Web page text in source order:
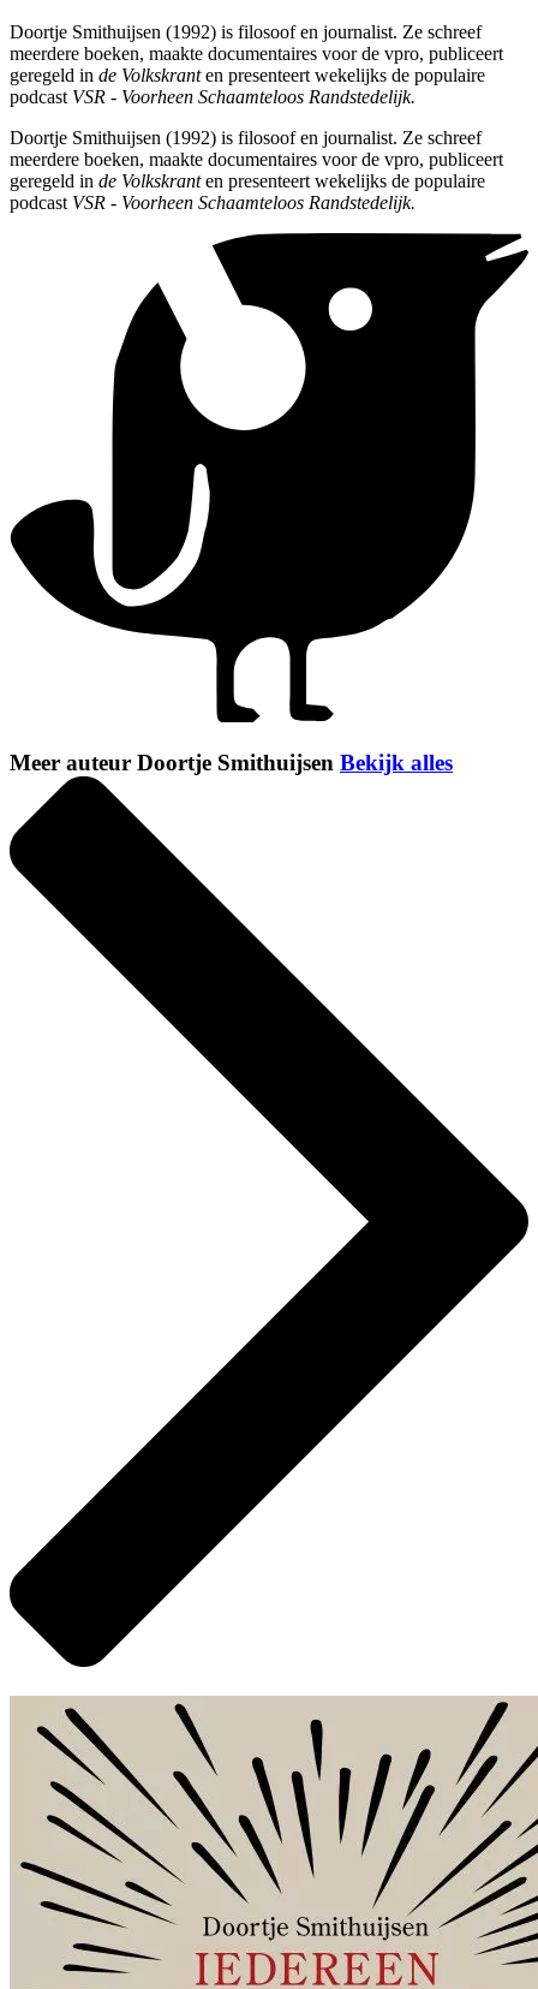
Doortje Smithuijsen (1992) is filosoof en journalist. Ze schreef
meerdere boeken, maakte documentaires voor de vpro, publiceert
geregeld in de Volkskranten presenteert wekelijks de populaire
podcast VSR - Voorheen Schaamteloos Randstedelijk.
Doortje Smithuijsen (1992) is filosoof en journalist. Ze schreef
meerdere boeken, maakte documentaires voor de vpro, publiceert
geregeld in de Volkskranten presenteert wekelijks de populaire
podcast VSR - Voorheen Schaamteloos Randstedelijk.
Meer auteur Doortje Smithuijsen Bekijk alles